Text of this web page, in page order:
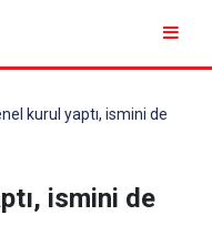
kurul yaptı, ismini de
ismini de